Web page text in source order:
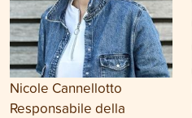
Nicole Cannellotto
Responsabile della